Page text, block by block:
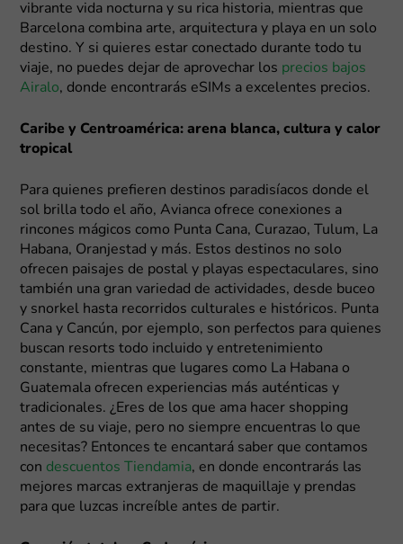
vibrante vida nocturna y su rica historia, mientras que
Barcelona combina arte, arquitectura y playa en un solo
destino. Y si quieres estar conectado durante todo tu
viaje, no puedes dejar de aprovechar los precios bajos
Airalo, donde encontrarás eSIMs a excelentes precios.
Caribe y Centroamérica: arena blanca, cultura y calor
tropical
Para quienes prefieren destinos paradisíacos donde el
sol brilla todo el año, Avianca ofrece conexiones a
rincones mágicos como Punta Cana, Curazao, Tulum, La
Habana, Oranjestad y más. Estos destinos no solo
ofrecen paisajes de postal y playas espectaculares, sino
también una gran variedad de actividades, desde buceo
y snorkel hasta recorridos culturales e históricos. Punta
Cana y Cancún, por ejemplo, son perfectos para quienes
buscan resorts todo incluido y entretenimiento
constante, mientras que lugares como La Habana o
Guatemala ofrecen experiencias más auténticas y
tradicionales. ¿Eres de los que ama hacer shopping
antes de su viaje, pero no siempre encuentras lo que
necesitas? Entonces te encantará saber que contamos
con descuentos Tiendamia, en donde encontrarás las
mejores marcas extranjeras de maquillaje y prendas
para que luzcas increíble antes de partir.